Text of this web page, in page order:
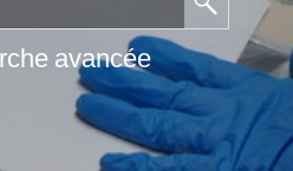
avancée